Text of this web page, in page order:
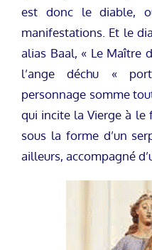
est donc le diable,
manifestations. Et le
alias Baal, « Le Maître
l’ange déchu «
personnage somme
qui incite la Vierge à le
sous la forme d’un
ailleurs, accompagné